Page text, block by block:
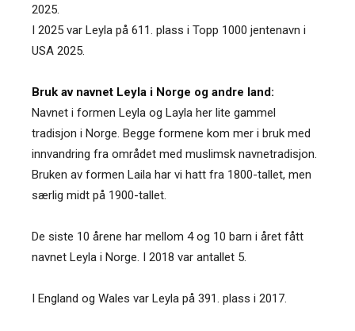
2025.
I 2025 var Leyla på 611. plass i Topp 1000 jentenavn i
USA 2025.
Bruk av navnet Leyla i Norge og andre land:
Navnet i formen Leyla og Layla her lite gammel
tradisjon i Norge. Begge formene kom mer i bruk med
innvandring fra området med muslimsk navnetradisjon.
Bruken av formen Laila har vi hatt fra 1800-tallet, men
særlig midt på 1900-tallet.
De siste 10 årene har mellom 4 og 10 barn i året fått
navnet Leyla i Norge. I 2018 var antallet 5.
I England og Wales var Leyla på 391. plass i 2017.